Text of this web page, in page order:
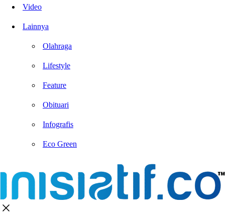
Video
Lainnya
Olahraga
Lifestyle
Feature
Obituari
Infografis
Eco Green